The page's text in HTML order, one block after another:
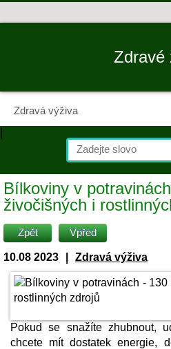
Zdravé
Zdravá výživa
|
Bílkoviny v
živočišných i
Zpět Vpřed
10.08 2023 Zdravá výživa
Pokud se snažíte zhubnout,
chcete mít dostatek energie,